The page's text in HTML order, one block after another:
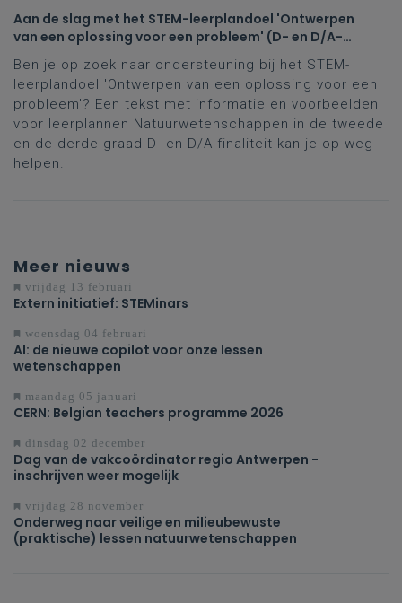
Aan de slag met het STEM-leerplandoel 'Ontwerpen
van een oplossing voor een probleem' (D- en D/A-
Ben je op zoek naar ondersteuning bij het STEM-
leerplandoel 'Ontwerpen van een oplossing voor een
probleem'? Een tekst met informatie en voorbeelden
voor leerplannen Natuurwetenschappen in de tweede
en de derde graad D- en D/A-finaliteit kan je op weg
helpen.
Meer nieuws
vrijdag 13 februari
Extern initiatief: STEMinars
woensdag 04 februari
AI: de nieuwe copilot voor onze lessen
wetenschappen
maandag 05 januari
CERN: Belgian teachers programme 2026
dinsdag 02 december
Dag van de vakcoördinator regio Antwerpen -
inschrijven weer mogelijk
vrijdag 28 november
Onderweg naar veilige en milieubewuste
(praktische) lessen natuurwetenschappen